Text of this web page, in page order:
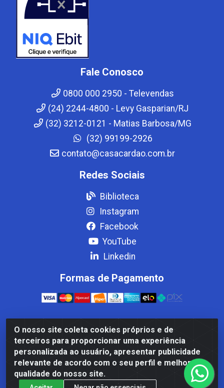
O nosso site coleta cookies próprios e de
terceiros para proporcionar uma experiência
personalizada ao usuário, apresentar publicidade
relevante de acordo com o seu perfil e melhorar a
qualidade do nosso site.
Fale Conosco
0800 000 2950 - Televendas
(24) 2244-4800 - Levy Gasparian/RJ
(32) 3212-0121 - Matias Barbosa/MG
(32) 99199-2926
contato@casacardao.com.br
Redes Sociais
Biblioteca
Instagram
Facebook
YouTube
Linkedin
Formas de Pagamento
Casa Cardão LTDA - Av. Amaral Peixoto, 910 - Afonso
ArinosCom, Levy Gasparian/RJ - CEP 25.875-000 - CNPJ
32.287.542/0001-83